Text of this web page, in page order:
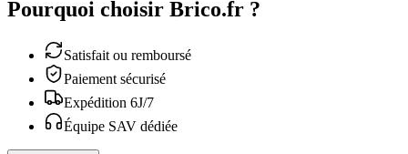
Pourquoi choisir Brico.fr ?
Satisfait ou remboursé
Paiement sécurisé
Expédition 6J/7
Équipe SAV dédiée